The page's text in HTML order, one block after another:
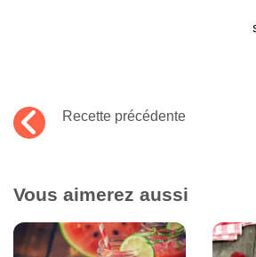
Recette précédente
Vous aimerez aussi